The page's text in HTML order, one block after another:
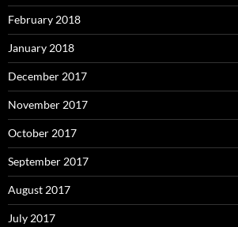
February 2018
January 2018
December 2017
November 2017
October 2017
September 2017
August 2017
July 2017